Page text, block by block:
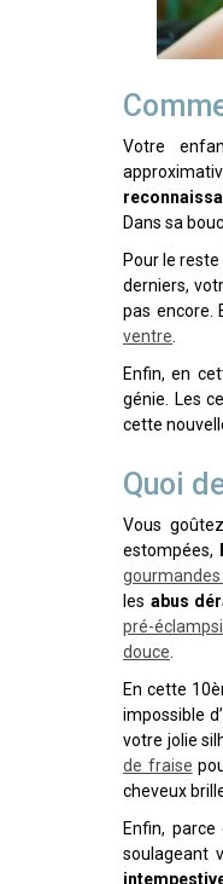
Votre
Dans sa
Pour le
derniers,
pas encore.
ventre
Enfin, en
génie. Les
cette
Quoi
Vous
estompées,
les abus
pré-
douce
En cette
impossible
votre jolie
de fraise
cheveux
Enfin,
soulageant